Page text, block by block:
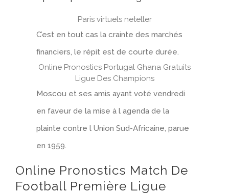
Paris virtuels neteller
C’est en tout cas la crainte des marchés
financiers, le répit est de courte durée.
Online Pronostics Portugal Ghana Gratuits
Ligue Des Champions
Moscou et ses amis ayant voté vendredi
en faveur de la mise à l agenda de la
plainte contre l Union Sud-Africaine, parue
en 1959.
Online Pronostics Match De
Football Première Ligue